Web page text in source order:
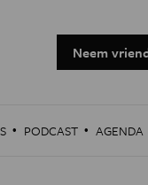
Neem
· PODCAST · AGENDA